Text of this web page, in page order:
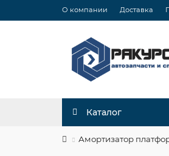
О компании Доставка
Каталог
Амортизатор